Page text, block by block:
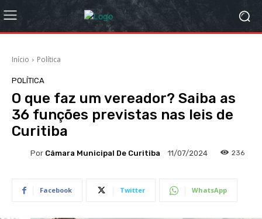
Início Política
POLÍTICA
O que faz um vereador? Saiba as
36 funções previstas nas leis de
Curitiba
Por Câmara Municipal De Curitiba 11/07/2024 236
Facebook Twitter WhatsApp